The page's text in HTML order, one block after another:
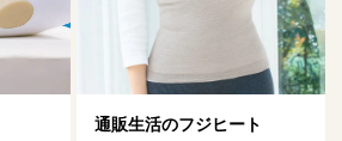
通販生活のフジヒート